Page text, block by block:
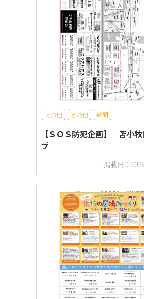
その他 その他 新聞
【ＳＯＳ防犯企画】 苫小
プ
掲載日：